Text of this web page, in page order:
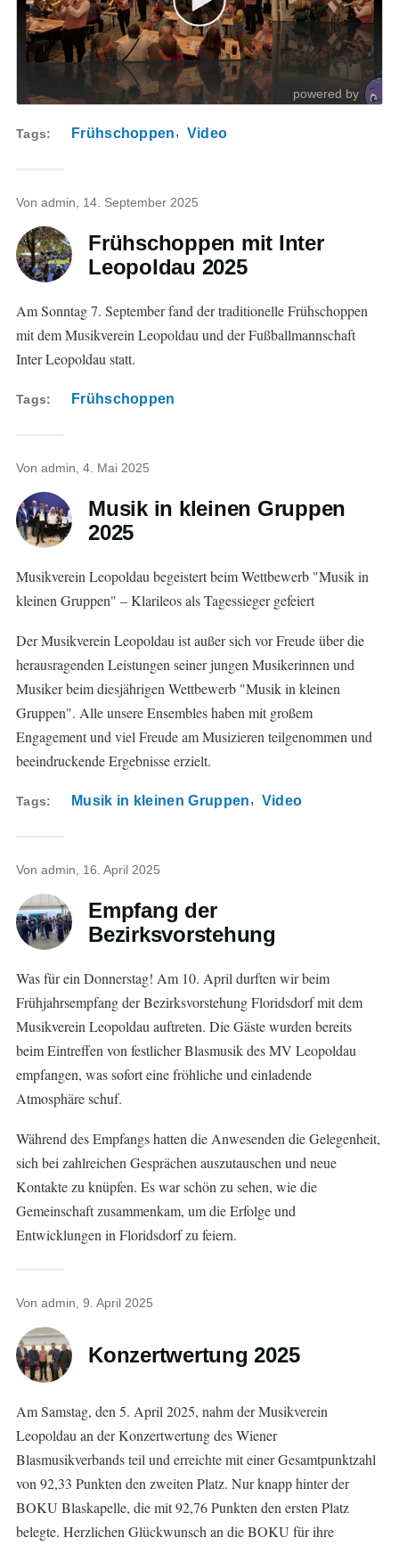
Tags Frühschoppen Video
Von admin , 14. September 2025
Frühschoppen mit Inter
Leopoldau 2025
Am Sonntag 7. September fand der traditionelle Frühschoppen
mit dem Musikverein Leopoldau und der Fußballmannschaft
Inter Leopoldau statt.
Tags Frühschoppen
Von admin , 4. Mai 2025
Musik in kleinen Gruppen
2025
Musikverein Leopoldau begeistert beim Wettbewerb "Musik in
kleinen Gruppen" – Klarileos als Tagessieger gefeiert
Der Musikverein Leopoldau ist außer sich vor Freude über die
herausragenden Leistungen seiner jungen Musikerinnen und
Musiker beim diesjährigen Wettbewerb "Musik in kleinen
Gruppen". Alle unsere Ensembles haben mit großem
Engagement und viel Freude am Musizieren teilgenommen und
beeindruckende Ergebnisse erzielt.
Tags Musik in kleinen Gruppen Video
Von admin , 16. April 2025
Empfang der
Bezirksvorstehung
Was für ein Donnerstag! Am 10. April durften wir beim
Frühjahrsempfang der Bezirksvorstehung Floridsdorf mit dem
Musikverein Leopoldau auftreten. Die Gäste wurden bereits
beim Eintreffen von festlicher Blasmusik des MV Leopoldau
empfangen, was sofort eine fröhliche und einladende
Atmosphäre schuf.
Während des Empfangs hatten die Anwesenden die Gelegenheit,
sich bei zahlreichen Gesprächen auszutauschen und neue
Kontakte zu knüpfen. Es war schön zu sehen, wie die
Gemeinschaft zusammenkam, um die Erfolge und
Entwicklungen in Floridsdorf zu feiern.
Von admin , 9. April 2025
Konzertwertung 2025
Am Samstag, den 5. April 2025, nahm der Musikverein
Leopoldau an der Konzertwertung des Wiener
Blasmusikverbands teil und erreichte mit einer Gesamtpunktzahl
von 92,33 Punkten den zweiten Platz. Nur knapp hinter der
BOKU Blaskapelle, die mit 92,76 Punkten den ersten Platz
belegte. Herzlichen Glückwunsch an die BOKU für ihre